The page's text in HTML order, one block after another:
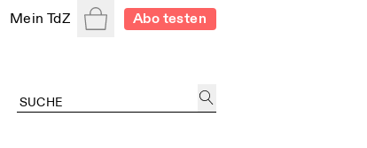
Mein TdZ WarenkorbAbo testen